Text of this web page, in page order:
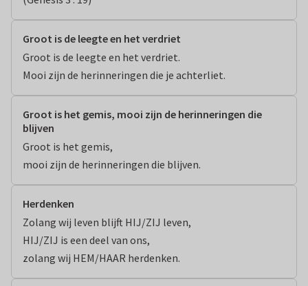
Groot is de leegte en het verdriet
Groot is de leegte en het verdriet.
Mooi zijn de herinneringen die je achterliet.
Groot is het gemis, mooi zijn de herinneringen die
blijven
Groot is het gemis,
mooi zijn de herinneringen die blijven.
Herdenken
Zolang wij leven blijft HIJ/ZIJ leven,
HIJ/ZIJ is een deel van ons,
zolang wij HEM/HAAR herdenken.